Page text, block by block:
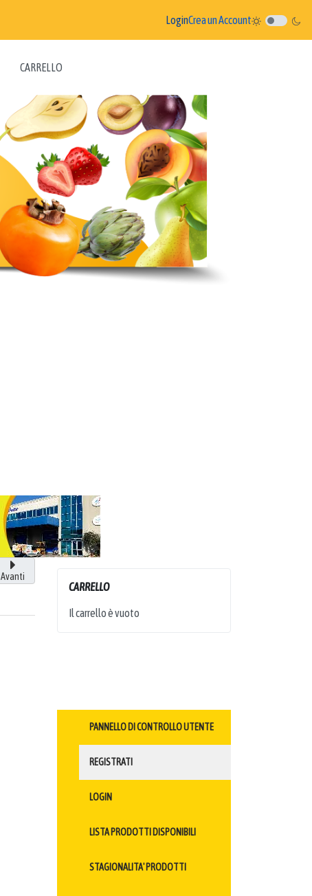
LoginCrea un Account
CARRELLO
Avanti
CARRELLO
Il carrello è vuoto
PANNELLO DI CONTROLLO UTENTE
REGISTRATI
LOGIN
LISTA PRODOTTI DISPONIBILI
STAGIONALITA' PRODOTTI